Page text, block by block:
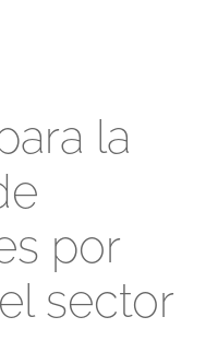
la
por
sector
Estas
son
opcionales.
necesarias